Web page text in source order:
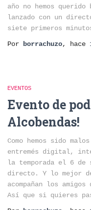
año no hemos
lanzado con un
siete primeros
Por
borrachuzo, hace
EVENTOS
Evento de
Alcobendas!
Como hemos sido
entremés digital,
la temporada el 6 de
directo. Y lo mejor
acompañan los
Así que si quieres